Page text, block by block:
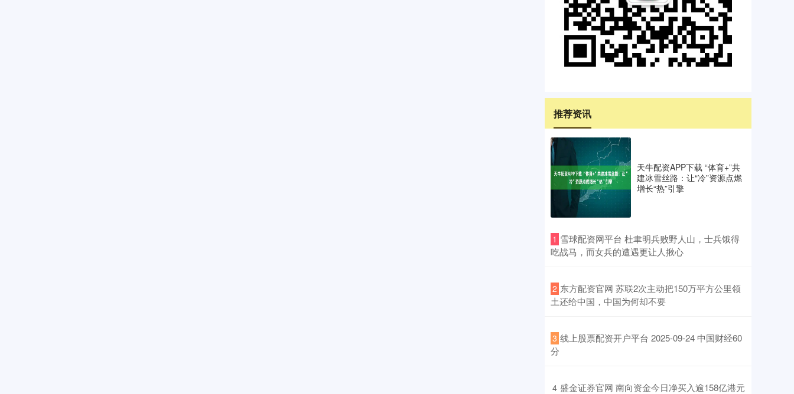
推荐资讯
天牛配资APP下载 “体育+”共
建冰雪丝路：让“冷”资源点燃
增长“热”引擎
1 ​雪球配资网平台 杜聿明兵败野人山，士兵饿得
吃战马，而女兵的遭遇更让人揪心
2 ​东方配资官网 苏联2次主动把150万平方公里领
土还给中国，中国为何却不要
3 ​线上股票配资开户平台 2025-09-24 中国财经60
分
4 ​盛金证券官网 南向资金今日净买入逾158亿港元